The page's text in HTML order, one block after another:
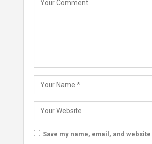
Save my name, email, and